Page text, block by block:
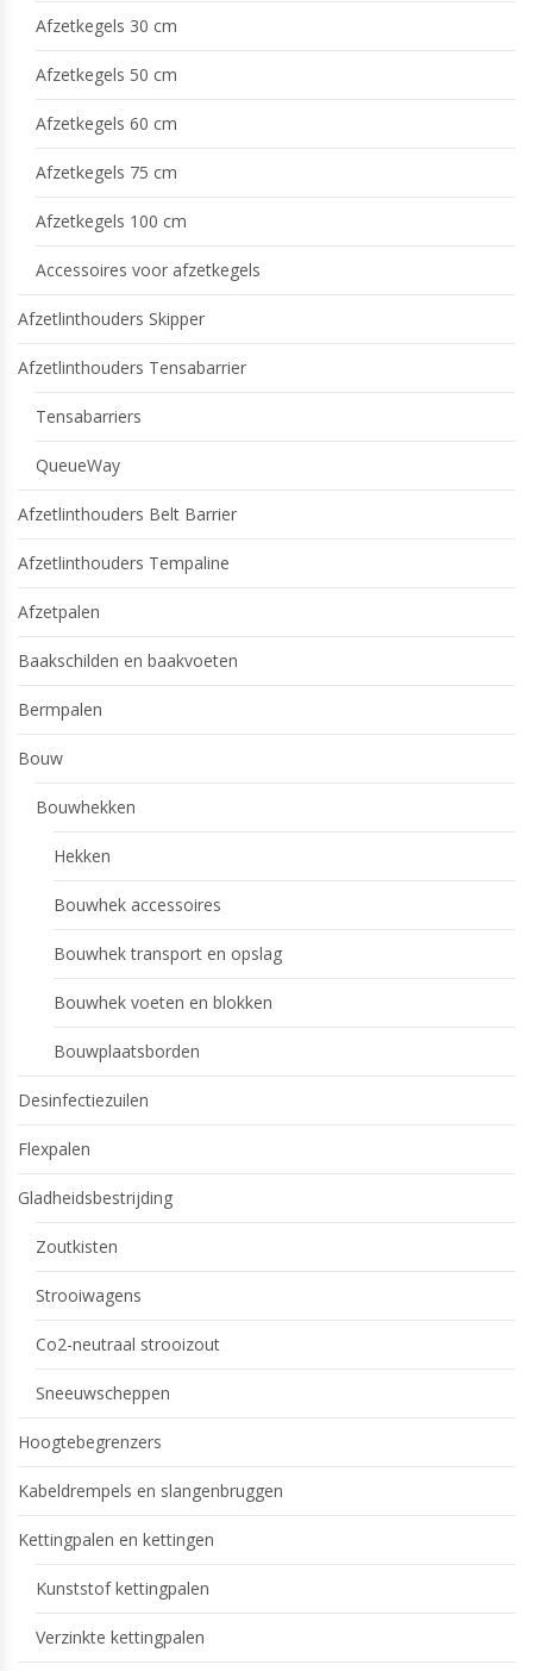
Afzetkegels 30 cm
Afzetkegels 50 cm
Afzetkegels 60 cm
Afzetkegels 75 cm
Afzetkegels 100 cm
Accessoires voor afzetkegels
Afzetlinthouders Skipper
Afzetlinthouders Tensabarrier
Tensabarriers
QueueWay
Afzetlinthouders Belt Barrier
Afzetlinthouders Tempaline
Afzetpalen
Baakschilden en baakvoeten
Bermpalen
Bouw
Bouwhekken
Hekken
Bouwhek accessoires
Bouwhek transport en opslag
Bouwhek voeten en blokken
Bouwplaatsborden
Desinfectiezuilen
Flexpalen
Gladheidsbestrijding
Zoutkisten
Strooiwagens
Co2-neutraal strooizout
Sneeuwscheppen
Hoogtebegrenzers
Kabeldrempels en slangenbruggen
Kettingpalen en kettingen
Kunststof kettingpalen
Verzinkte kettingpalen